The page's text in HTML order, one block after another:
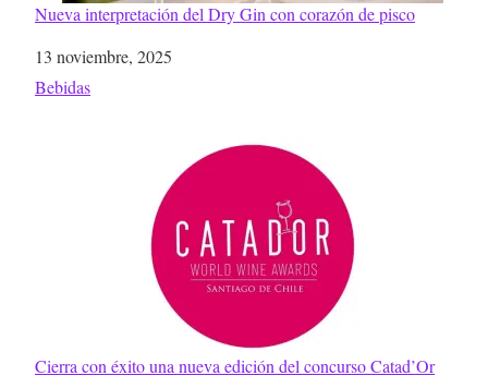
Nueva interpretación del Dry Gin con corazón de pisco
Fecha
13 noviembre, 2025
Respecto a
Bebidas
Cierra con éxito una nueva edición del concurso Catad’Or